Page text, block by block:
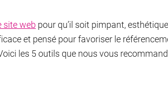
site web pour qu’il soit pimpant,
et pensé pour favoriser le
les 5 outils que nous vous